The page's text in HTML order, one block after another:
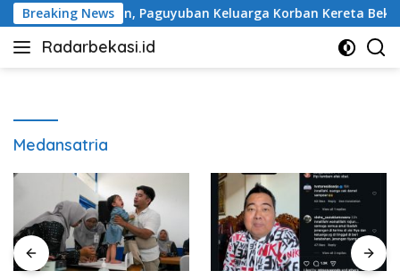
Langsung
ke
konten
Breaking News
Peringatan, Paguyuban Keluarga Korban Kereta Bekasi
Radarbekasi.id
Berita
Medansatria